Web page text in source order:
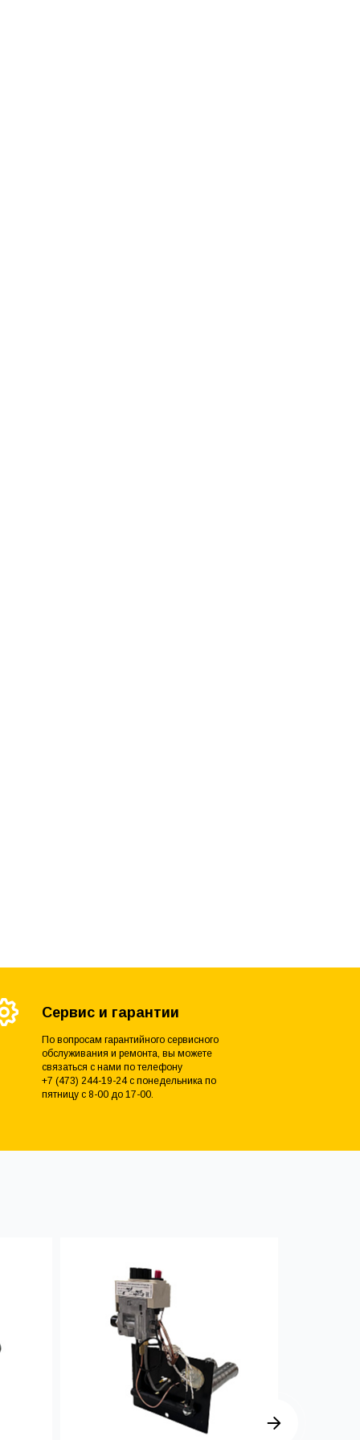
Сервис и гарантии
По вопросам гарантийного сервисного
обслуживания и ремонта, вы можете
связаться с нами по телефону
+7 (473) 244-19-24 с понедельника по
пятницу с 8-00 до 17-00.